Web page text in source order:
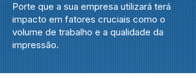
Porte que a sua empresa utilizará terá
impacto em fatores cruciais como o
volume de trabalho e a qualidade da
impressão.